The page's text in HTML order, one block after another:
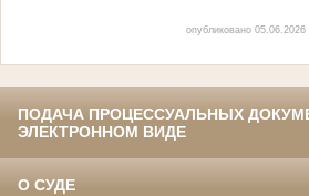
опубликовано
ПОДАЧА ПРОЦЕССУАЛЬНЫХ
ЭЛЕКТРОННОМ ВИДЕ
О СУДЕ